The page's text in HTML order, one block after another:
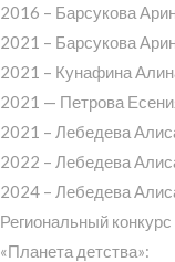
2016 – Барсукова
2021 – Барсукова
2021 – Кунафина
2021 — Петрова
2021 – Лебедева
2022 – Лебедева
2024 – Лебедева
Региональный
«Планета детства»: